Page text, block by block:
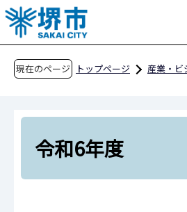
こ
の
ペ
現在のページ トップページ
産業・ビ
物品調達、業務委託・役
入札・契約結果情報
業務委託に係る入札・契
業務委託に係る入札・契
令和6年度